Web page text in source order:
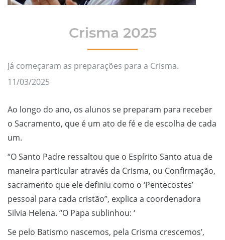
Crisma 2025
Já começaram as preparações para a Crisma.
11/03/2025
Ao longo do ano, os alunos se preparam para receber
o Sacramento, que é um ato de fé e de escolha de cada
um.
“O Santo Padre ressaltou que o Espírito Santo atua de
maneira particular através da Crisma, ou Confirmação,
sacramento que ele definiu como o ‘Pentecostes’
pessoal para cada cristão”, explica a coordenadora
Silvia Helena. “O Papa sublinhou: ‘
Se pelo Batismo nascemos, pela Crisma crescemos’,